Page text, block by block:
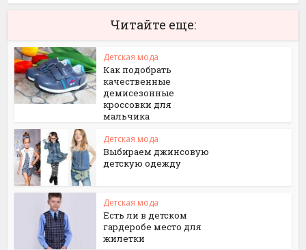
Читайте еще:
Детская мода
Как подобрать
качественные
демисезонные
кроссовки для
мальчика
Детская мода
Выбираем джинсовую
детскую одежду
Детская мода
Есть ли в детском
гардеробе место для
жилетки